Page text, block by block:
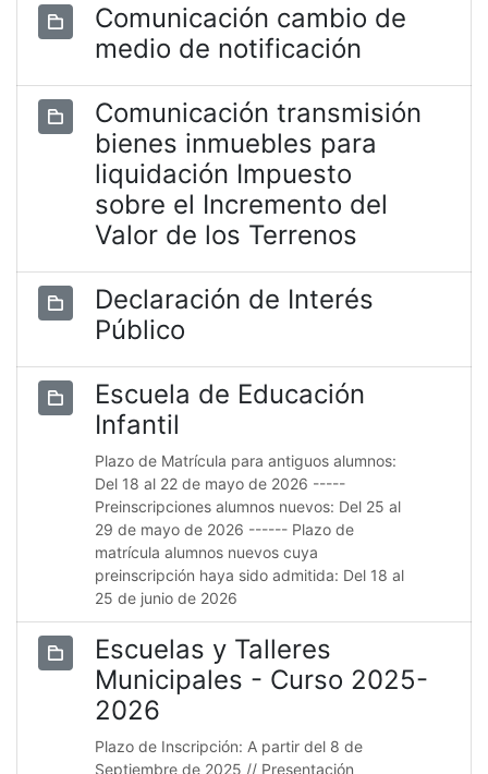
Comunicación cambio de
medio de notificación
Comunicación transmisión
bienes inmuebles para
liquidación Impuesto
sobre el Incremento del
Valor de los Terrenos
Declaración de Interés
Público
Escuela de Educación
Infantil
Plazo de Matrícula para antiguos alumnos:
Del 18 al 22 de mayo de 2026 -----
Preinscripciones alumnos nuevos: Del 25 al
29 de mayo de 2026 ------ Plazo de
matrícula alumnos nuevos cuya
preinscripción haya sido admitida: Del 18 al
25 de junio de 2026
Escuelas y Talleres
Municipales - Curso 2025-
2026
Plazo de Inscripción: A partir del 8 de
Septiembre de 2025 // Presentación